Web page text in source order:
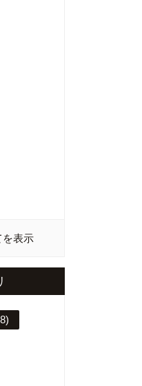
を表示